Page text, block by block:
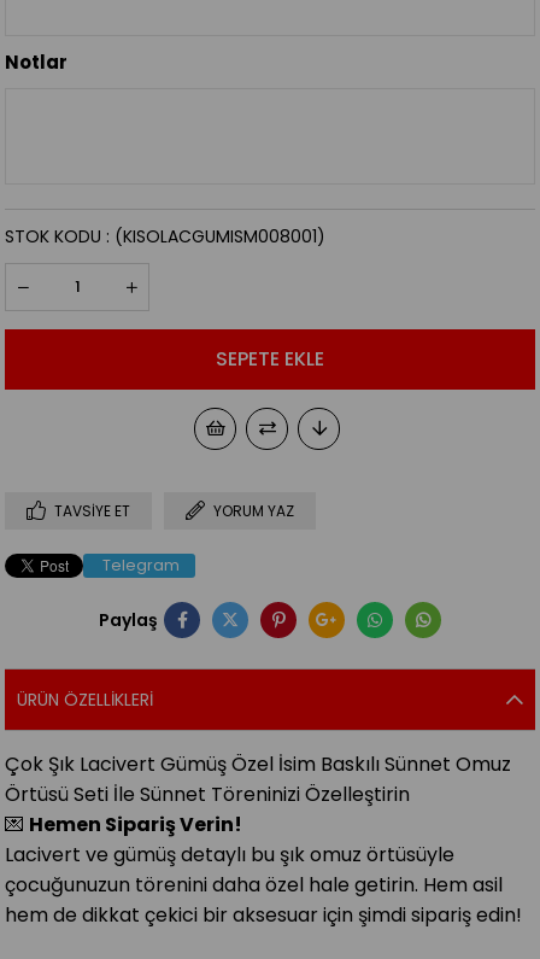
Notlar
(KISOLACGUMISM008001)
STOK KODU
TAVSIYE ET YORUM YAZ
Telegram
Paylaş
ÜRÜN ÖZELLIKLERI
Çok Şık Lacivert Gümüş Özel İsim Baskılı Sünnet Omuz
Örtüsü Seti İle Sünnet Töreninizi Özelleştirin
💌 Hemen Sipariş Verin!
Lacivert ve gümüş detaylı bu şık omuz örtüsüyle
çocuğunuzun törenini daha özel hale getirin. Hem asil
hem de dikkat çekici bir aksesuar için şimdi sipariş edin!